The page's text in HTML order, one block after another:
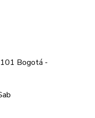
Bogotá -